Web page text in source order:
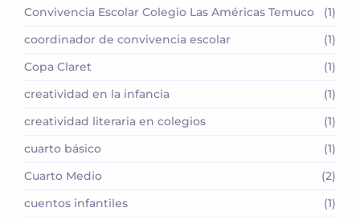
Convivencia Escolar Colegio Las Américas Temuco
(1)
coordinador de convivencia escolar
(1)
Copa Claret
(1)
creatividad en la infancia
(1)
creatividad literaria en colegios
(1)
cuarto básico
(1)
Cuarto Medio
(2)
cuentos infantiles
(1)